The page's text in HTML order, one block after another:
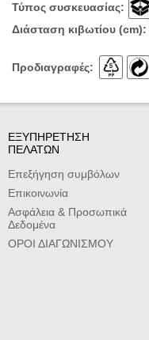
Τύπος συσκευασίας:
Διάσταση κιβωτίου (cm):
Προδιαγραφές:
ΕΞΥΠΗΡΕΤΗΣΗ
ΠΕΛΑΤΩΝ
Επεξήγηση συμβόλων
Επικοινωνία
Ασφάλεια & Προσωπικά
Δεδομένα
ΟΡΟΙ ΔΙΑΓΩΝΙΣΜΟΥ